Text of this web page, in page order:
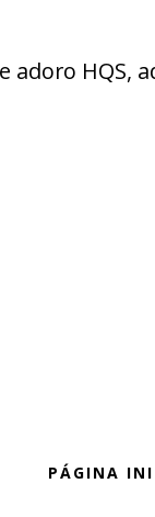
adoro HQS,
PÁGINA